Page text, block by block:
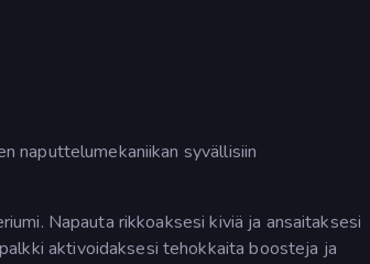
naputtelumekaniikan syvällisiin
Napauta rikkoaksesi kiviä ja ansaitaksesi
aktivoidaksesi tehokkaita boosteja ja